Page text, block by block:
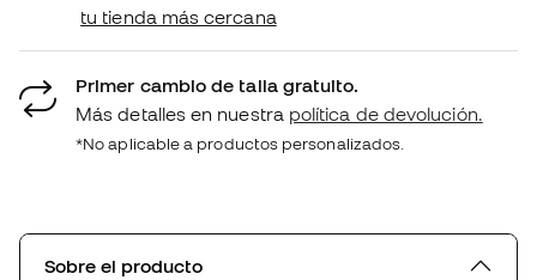
tu tienda más cercana
Primer cambio de talla gratuito.
Más detalles en nuestra política de devolución.
*No aplicable a productos personalizados.
Sobre el producto